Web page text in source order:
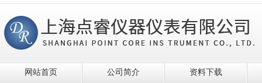
网站首页 公司简介 资料下载